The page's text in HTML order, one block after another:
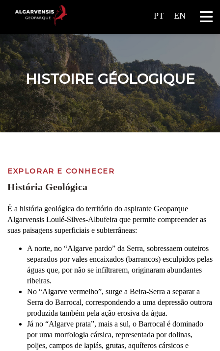
PT EN
HISTOIRE GÉOLOGIQUE
EXPLORAR E CONHECER
História Geológica
É a história geológica do território do aspirante Geoparque
Algarvensis Loulé-Silves-Albufeira que permite compreender as
suas paisagens superficiais e subterrâneas:
A norte, no “Algarve pardo” da Serra, sobressaem outeiros
separados por vales encaixados (barrancos) esculpidos pelas
águas que, por não se infiltrarem, originaram abundantes
ribeiras.
No “Algarve vermelho”, surge a Beira-Serra a separar a
Serra do Barrocal, correspondendo a uma depressão outrora
produzida também pela ação erosiva da água.
Já no “Algarve prata”, mais a sul, o Barrocal é dominado
por uma morfologia cársica, representada por dolinas,
poljes, campos de lapiás, grutas, aquíferos cársicos e